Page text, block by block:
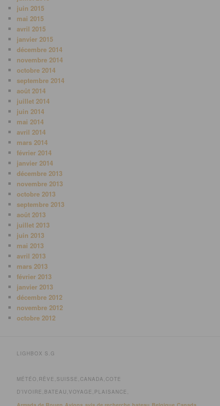
juin 2015
mai 2015
avril 2015
janvier 2015
décembre 2014
novembre 2014
octobre 2014
septembre 2014
août 2014
juillet 2014
juin 2014
mai 2014
avril 2014
mars 2014
février 2014
janvier 2014
décembre 2013
novembre 2013
octobre 2013
septembre 2013
août 2013
juillet 2013
juin 2013
mai 2013
avril 2013
mars 2013
février 2013
janvier 2013
décembre 2012
novembre 2012
octobre 2012
LIGHBOX S.G
MÉTÉO,RÊVE,SUISSE,CANADA,COTE
D’IVOIRE,BATEAU,VOYAGE,PLAISANCE,